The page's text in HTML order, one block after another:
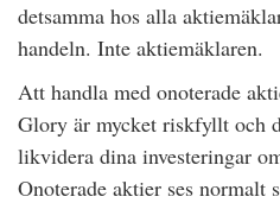
detsamma hos alla
handeln. Inte aktiemäklaren.
Att handla med onoterade
Glory är mycket riskfyllt och
likvidera dina investeringar
Onoterade aktier ses